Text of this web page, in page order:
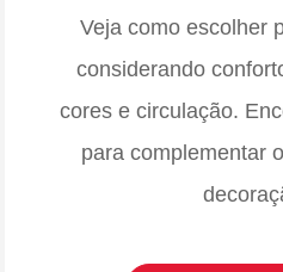
Veja como escolher
considerando
cores e circulação.
para complementar